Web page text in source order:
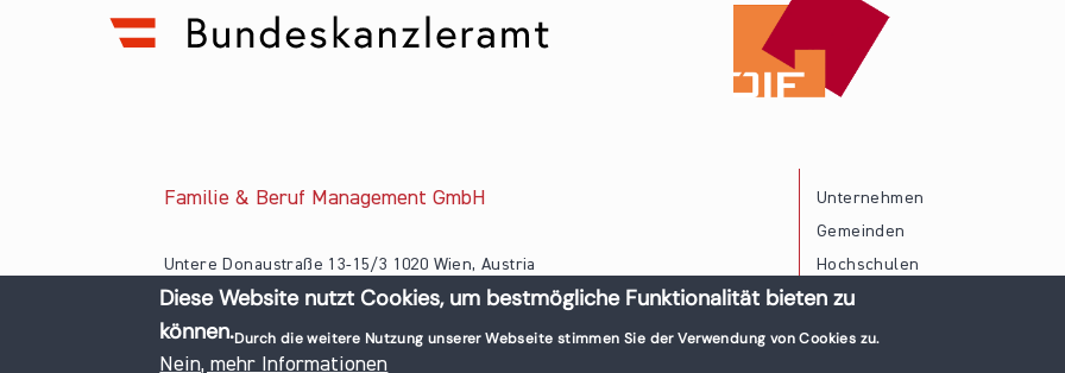
Familie & Beruf Management GmbH
Untere Donaustraße 13-15/3 1020 Wien, Austria
+43 1 218 50 70
office@familieundberuf.at
Unternehmen
Gemeinden
Hochschulen
Persönliche Vereinbarkeit
© 2026 Familie und Beruf All rights reserved.
Diese Website nutzt Cookies, um bestmögliche Funktionalität bieten zu
können.Durch die weitere Nutzung unserer Webseite stimmen Sie der Verwendung von Cookies zu.
Nein, mehr Informationen